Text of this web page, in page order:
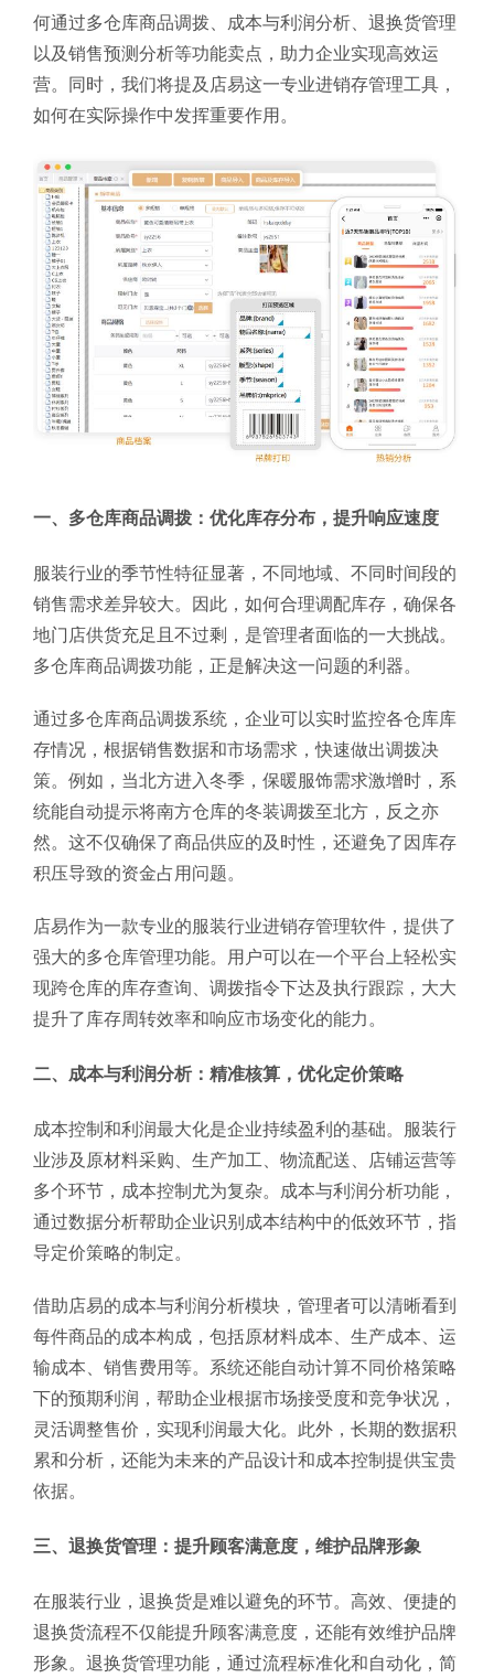
何通过多仓库商品调拨、成本与利润分析、退换货管理
以及销售预测分析等功能卖点，助力企业实现高效运
营。同时，我们将提及店易这一专业进销存管理工具，
如何在实际操作中发挥重要作用。
一、多仓库商品调拨：优化库存分布，提升响应速度
服装行业的季节性特征显著，不同地域、不同时间段的
销售需求差异较大。因此，如何合理调配库存，确保各
地门店供货充足且不过剩，是管理者面临的一大挑战。
多仓库商品调拨功能，正是解决这一问题的利器。
通过多仓库商品调拨系统，企业可以实时监控各仓库库
存情况，根据销售数据和市场需求，快速做出调拨决
策。例如，当北方进入冬季，保暖服饰需求激增时，系
统能自动提示将南方仓库的冬装调拨至北方，反之亦
然。这不仅确保了商品供应的及时性，还避免了因库存
积压导致的资金占用问题。
店易作为一款专业的服装行业进销存管理软件，提供了
强大的多仓库管理功能。用户可以在一个平台上轻松实
现跨仓库的库存查询、调拨指令下达及执行跟踪，大大
提升了库存周转效率和响应市场变化的能力。
二、成本与利润分析：精准核算，优化定价策略
成本控制和利润最大化是企业持续盈利的基础。服装行
业涉及原材料采购、生产加工、物流配送、店铺运营等
多个环节，成本控制尤为复杂。成本与利润分析功能，
通过数据分析帮助企业识别成本结构中的低效环节，指
导定价策略的制定。
借助店易的成本与利润分析模块，管理者可以清晰看到
每件商品的成本构成，包括原材料成本、生产成本、运
输成本、销售费用等。系统还能自动计算不同价格策略
下的预期利润，帮助企业根据市场接受度和竞争状况，
灵活调整售价，实现利润最大化。此外，长期的数据积
累和分析，还能为未来的产品设计和成本控制提供宝贵
依据。
三、退换货管理：提升顾客满意度，维护品牌形象
在服装行业，退换货是难以避免的环节。高效、便捷的
退换货流程不仅能提升顾客满意度，还能有效维护品牌
形象。退换货管理功能，通过流程标准化和自动化，简